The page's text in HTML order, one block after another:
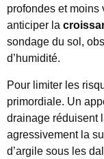
profondes et moins
anticiper la
sondage du sol,
d’humidité.
Pour limiter les
primordiale. Un
drainage réduisent
agressivement la
d’argile sous les